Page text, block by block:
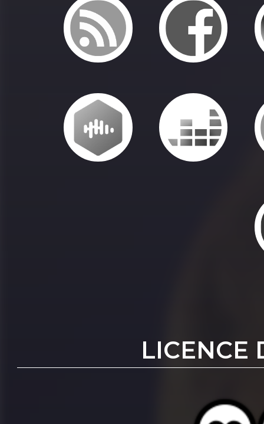
LICENCE